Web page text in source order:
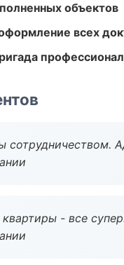
объектов
всех
сотрудничеством.
- все